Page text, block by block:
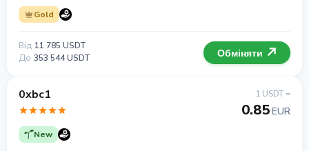
Gold
Від 11 785 USDT
До 353 544 USDT Обміняти
0xbc1
New
1 USDT =
0.85EUR